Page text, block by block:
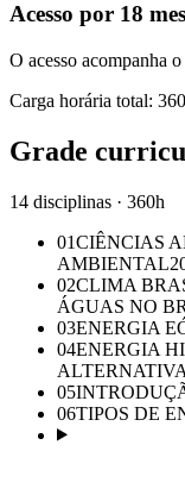
Acesso por 18
O acesso acompanha
Carga horária total: 360
Grade
14 disciplinas · 360h
01CIÊNCIAS
AMBIENTAL
02CLIMA
ÁGUAS NO
03ENERGIA
04ENERGIA
05
06TIPOS DE